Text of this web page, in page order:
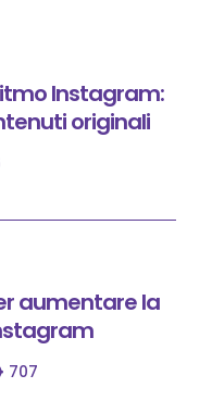
Instagram:
originali
aumentare la
707